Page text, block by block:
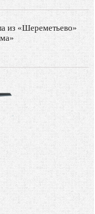
из «Шереметьево»